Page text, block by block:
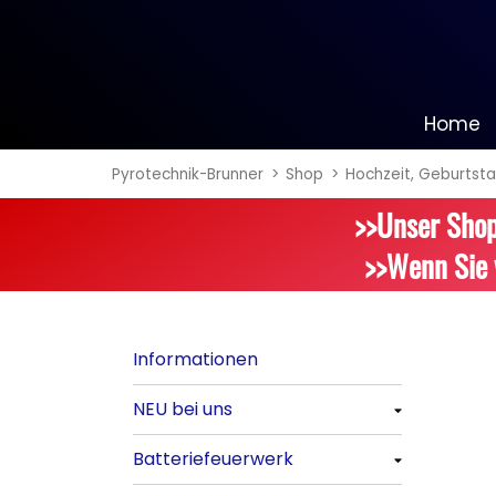
Home
Alle anzeigen
Alle anzeigen
Pyrotechnik-Brunner Shop Hochzeit,
>>Unser
>>Wenn
Informationen
NEU bei uns
Alle anzeigen
Batteriefeuerwerk